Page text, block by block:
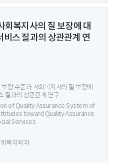
회복지사의 질 보장에 대
스 질과의 상관관계 연
보장 수준과 사회복지사의 질 보장에
질과의 상관관계 연구
of Quality Assurance System of
toward Quality Assurance
Services
복지학과